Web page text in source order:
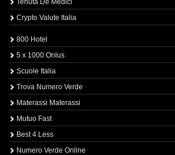
Tenuta De Medici
Crypto Valute Italia
800 Hotel
5 x 1000 Onlus
Scuole Italia
Trova Numero Verde
Materassi Materassi
Mutuo Fast
Best 4 Less
Numero Verde Online